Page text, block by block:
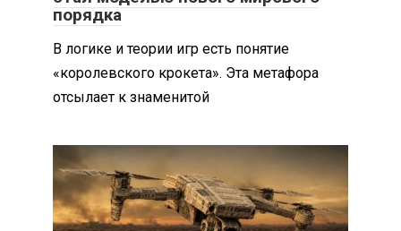
порядка
В логике и теории игр есть понятие
«королевского крокета». Эта метафора
отсылает к знаменитой